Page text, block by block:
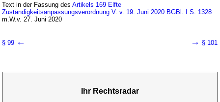
Text in der Fassung desArtikels 169 Elfte
Zuständigkeitsanpassungsverordnung V. v. 19. Juni 2020 BGBl. I S. 1328
m.W.v. 27. Juni 2020
§ 99 ← → § 101
Ihr Rechtsradar